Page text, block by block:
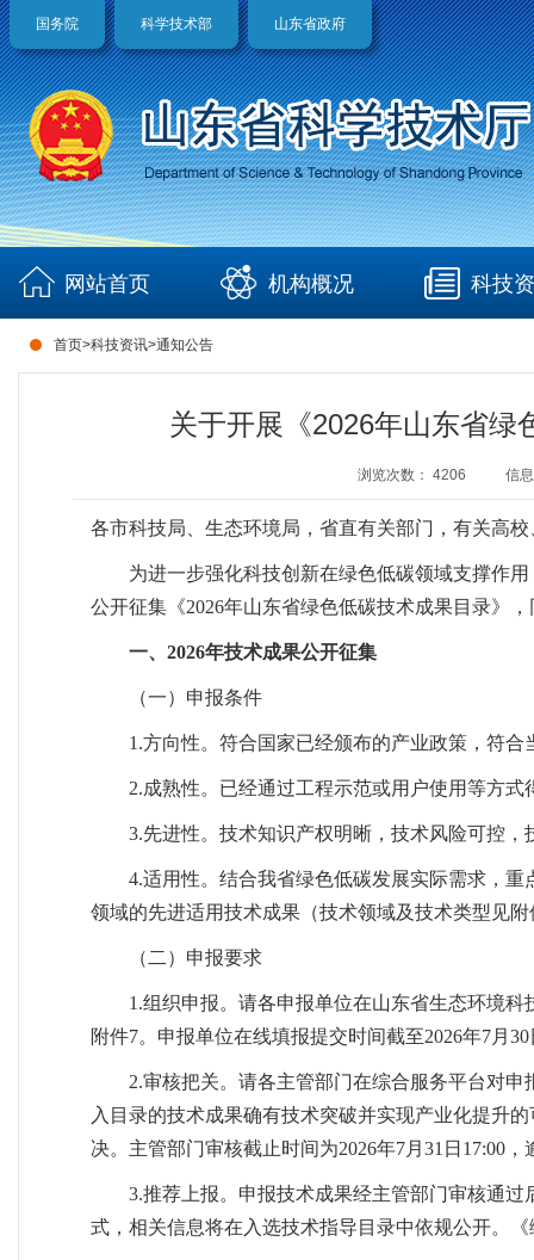
国务院 科学技术部 山东省政府
网站首页 机构概况 科技
首页>科技资讯>通知公告
关于开展《2026年山东省
浏览次数： 4206 信
各市科技局、生态环境局，省直有关部门，有关高
为进一步强化科技创新在绿色低碳领域支撑作
公开征集《2026年山东省绿色低碳技术成果目录》
一、2026年技术成果公开征集
（一）申报条件
1.方向性。符合国家已经颁布的产业政策，符
2.成熟性。已经通过工程示范或用户使用等方
3.先进性。技术知识产权明晰，技术风险可控，
4.适用性。结合我省绿色低碳发展实际需求，
领域的先进适用技术成果（技术领域及技术类型见附
（二）申报要求
1.组织申报。请各申报单位在山东省生态环境
附件7。申报单位在线填报提交时间截至2026年7月
2.审核把关。请各主管部门在综合服务平台对
入目录的技术成果确有技术突破并实现产业化提升
决。主管部门审核截止时间为2026年7月31日17:00
3.推荐上报。申报技术成果经主管部门审核通
式，相关信息将在入选技术指导目录中依规公开。